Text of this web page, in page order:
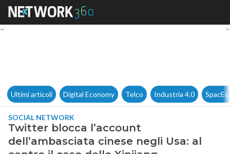
Twitter blocca l’account
Ultimi articoli Digital Economy Telco Industria 4.0
SOCIAL NETWORK
Twitter blocca l’account
dell’ambasciata cinese negli Usa: al